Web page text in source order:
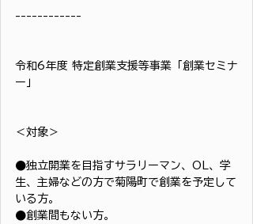
------------
令和6年度 特定創業支援等事業「創業セミナ
ー」
＜対象＞
●独立開業を目指すサラリーマン、OL、学
生、主婦などの方で菊陽町で創業を予定して
いる方。
●創業間もない方。